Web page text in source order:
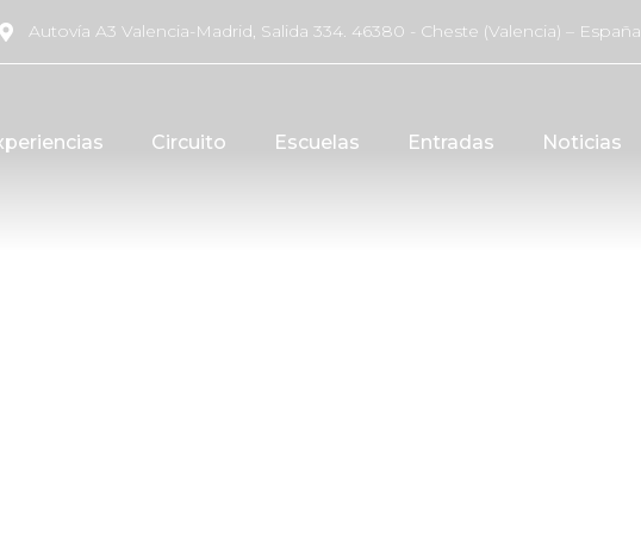
Autovía A3 Valencia-Madrid, Salida 334. 46380 - Cheste (Valencia) – España
Circuito Escuelas Entradas Noticias